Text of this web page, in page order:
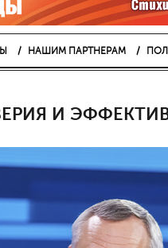
НАШИМ ПАРТНЕРАМ
И